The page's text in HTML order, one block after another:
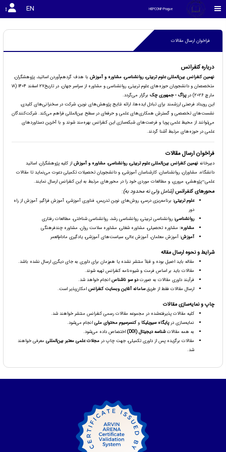
HEPCONF-Prague
EN
فراخوان ارسال مقالات
درباره کنفرانس
نهمین کنفرانس بین‌المللی علوم تربیتی، روانشناسی، مشاوره و آموزشبا هدف گردهم‌آوردن اساتید، پژوهشگران،
متخصصان و دانشجویان حوزه‌های علوم تربیتی، روانشناسی و مشاوره از سراسر جهان، در تاریخ27 اسفند 1404 (18
مارچ 2026) در
پراگ - جمهوری چکبرگزار می‌گردد.
این رویداد فرصتی ارزشمند برای تبادل ایده‌ها، ارائه نتایج پژوهش‌های نوین، شرکت در سخنرانی‌های کلیدی،
نشست‌های تخصصی و گسترش همکاری‌های علمی و حرفه‌ای در سطح بین‌المللی فراهم می‌کند. شرکت‌کنندگان
می‌توانند از محیط علمی پویا و فرصت‌های شبکه‌سازی این کنفرانس بهره‌مند شوند و با آخرین دستاوردهای
علمی در حوزه‌های مرتبط آشنا گردند.
فراخوان ارسال مقالات
دبیرخانه نهمین کنفرانس بین‌المللی علوم تربیتی، روانشناسی، مشاوره و آموزشاز کلیه پژوهشگران، اساتید
دانشگاه، مشاوران، روانشناسان، کارشناسان آموزشی، و دانشجویان تحصیلات تکمیلی دعوت می‌نماید تا مقالات
علمی–پژوهشی، مروری، و مطالعات موردی خود را در محورهای مرتبط به این کنفرانس ارسال نمایند.
محورهای کنفرانس(شامل ولی نه محدود به):
علوم تربیتی:برنامه‌ریزی درسی، روش‌های نوین تدریس، فناوری آموزشی، آموزش فراگیر، آموزش از راه
دور
روانشناسی:روانشناسی تربیتی، روانشناسی رشد، روانشناسی شناختی، مطالعات رفتاری
مشاوره:مشاوره تحصیلی، مشاوره شغلی، مشاوره سلامت روان، مشاوره چندفرهنگی
آموزش:آموزش معلمان، آموزش عالی، سیاست‌های آموزشی، یادگیری مادام‌العمر
شرایط و نحوه ارسال مقاله
مقاله باید اصیل بوده و قبلاً منتشر نشده یا هم‌زمان برای داوری به جای دیگری ارسال نشده باشد.
مقالات باید بر اساس فرمت و شیوه‌نامه کنفرانس تهیه شوند.
فرآیند داوری مقالات به صورتدو سو ناشناسانجام خواهد شد.
ارسال مقالات فقط از طریقسامانه آنلاین وبسایت کنفرانسامکان‌پذیر است.
چاپ و نمایه‌سازی مقالات
کلیه مقالات پذیرفته‌شده در مجموعه مقالات رسمی کنفرانس منتشر خواهند شد.
نمایه‌سازی درپایگاه سیویلیکا وکنسرسیوم محتوای ملیانجام می‌شود.
به همه مقالاتشناسه دیجیتال (DOI)
اختصاص داده می‌شود.
مقالات برگزیده پس از داوری تکمیلی، جهت چاپ در مجلات علمی معتبر بین‌المللیمعرفی خواهند
شد.